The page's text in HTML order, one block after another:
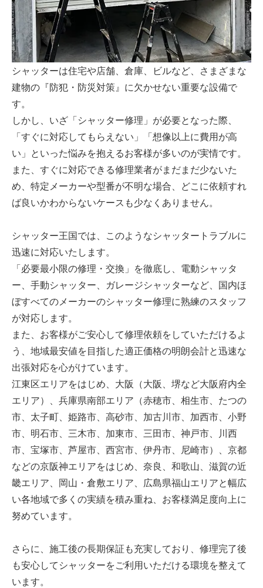
シャッターは住宅や店舗、倉庫、ビルなど、さまざまな
建物の『防犯・防災対策』に欠かせない重要な設備で
す。
しかし、いざ「シャッター修理」が必要となった際、
「すぐに対応してもらえない」「想像以上に費用が高
い」といった悩みを抱えるお客様が多いのが実情です。
また、すぐに対応できる修理業者がまだまだ少ないた
め、特定メーカーや型番が不明な場合、どこに依頼すれ
ば良いかわからないケースも少なくありません。
シャッター王国では、このようなシャッタートラブルに
迅速に対応いたします。
「必要最小限の修理・交換」を徹底し、電動シャッタ
ー、手動シャッター、ガレージシャッターなど、国内ほ
ぼすべてのメーカーのシャッター修理に熟練のスタッフ
が対応します。
また、お客様がご安心して修理依頼をしていただけるよ
う、地域最安値を目指した適正価格の明朗会計と迅速な
出張対応を心がけています。
江東区エリアをはじめ、大阪（大阪、堺など大阪府内全
エリア）、兵庫県南部エリア（赤穂市、相生市、たつの
市、太子町、姫路市、高砂市、加古川市、加西市、小野
市、明石市、三木市、加東市、三田市、神戸市、川西
市、宝塚市、芦屋市、西宮市、伊丹市、尼崎市）、京都
などの京阪神エリアをはじめ、奈良、和歌山、滋賀の近
畿エリア、岡山・倉敷エリア、広島県福山エリアと幅広
い各地域で多くの実績を積み重ね、お客様満足度向上に
努めています。
さらに、施工後の長期保証も充実しており、修理完了後
も安心してシャッターをご利用いただける環境を整えて
います。